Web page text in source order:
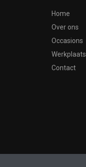
Home
Over ons
Occasions
Werkplaats
Contact